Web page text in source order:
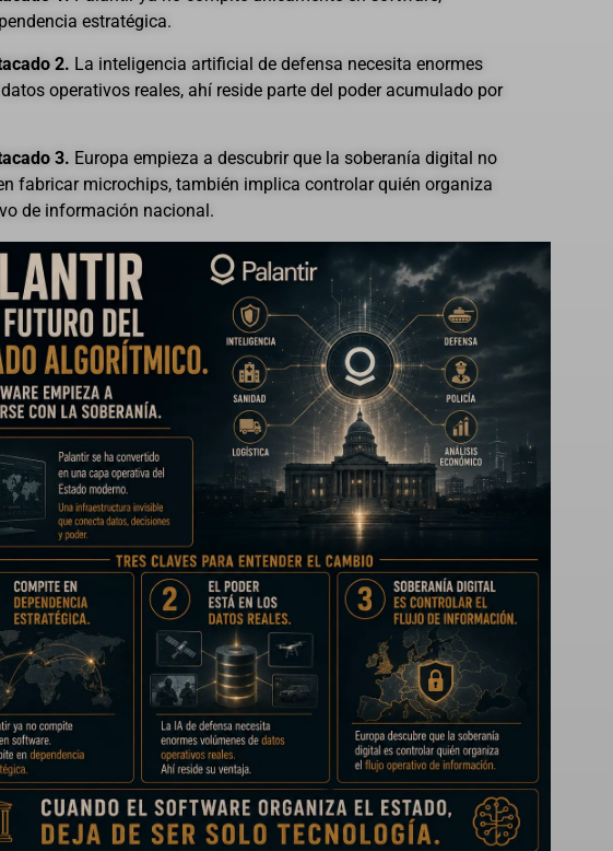
estratégica.
2. La inteligencia artificial de defensa necesita enormes
operativos reales, ahí reside parte del poder acumulado por
3. Europa empieza a descubrir que la soberanía digital no
fabricar microchips, también implica controlar quién organiza
de información nacional.